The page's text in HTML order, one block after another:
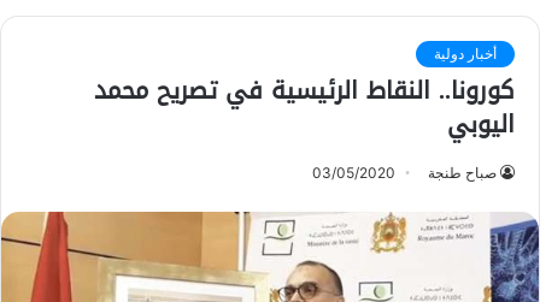
أخبار دولية
كورونا.. النقاط الرئيسية في تصريح محمد
اليوبي
صباح طنجة 03/05/2020